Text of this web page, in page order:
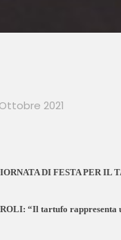
2021
DI FESTA PER IL
“Il tartufo rappresenta